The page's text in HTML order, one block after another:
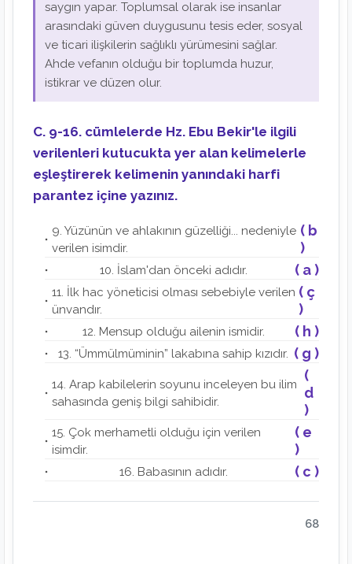
saygın yapar. Toplumsal olarak ise insanlar
arasındaki güven duygusunu tesis eder, sosyal
ve ticari ilişkilerin sağlıklı yürümesini sağlar.
Ahde vefanın olduğu bir toplumda huzur,
istikrar ve düzen olur.
C. 9-16. cümlelerde Hz. Ebu Bekir'le ilgili
verilenleri kutucukta yer alan kelimelerle
eşleştirerek kelimenin yanındaki harfi
parantez içine yazınız.
9. Yüzünün ve ahlakının güzelliği... nedeniyle
verilen isimdir.
( b
)
10. İslam'dan önceki adıdır. ( a )
11. İlk hac yöneticisi olması sebebiyle verilen
ünvandır.
( ç
)
12. Mensup olduğu ailenin ismidir. ( h )
13. “Ümmülmüminin” lakabına sahip kızıdır. ( g )
14. Arap kabilelerin soyunu inceleyen bu ilim
sahasında geniş bilgi sahibidir.
(
d
)
15. Çok merhametli olduğu için verilen
isimdir.
( e
)
16. Babasının adıdır. ( c )
68